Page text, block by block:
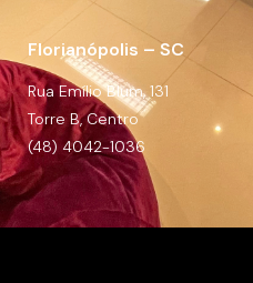
Florianópolis – SC
Rua Emílio Blum, 131
Torre B, Centro
(48) 4042-1036